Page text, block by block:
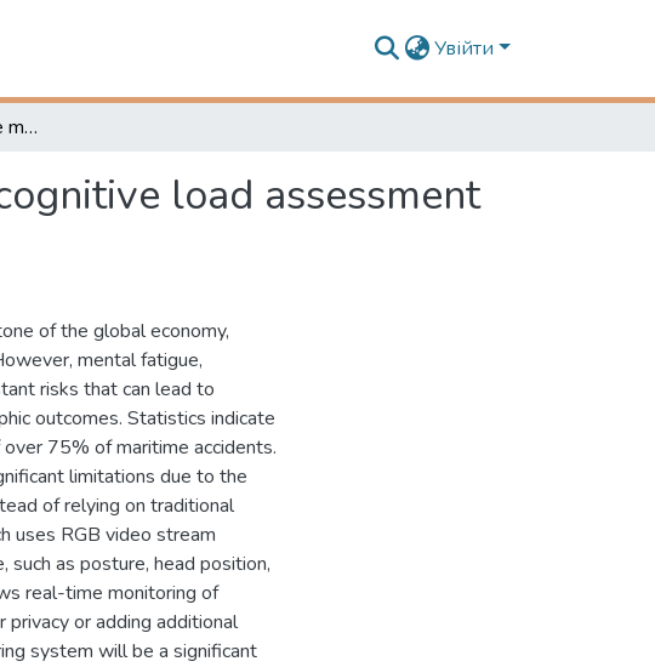
Увійти
Approaches to real-time mental fatigue and cognitive load assessment in maritime operations via rgb video analysis
load assessment
of the global economy,
mental fatigue,
risks that can lead to
outcomes. Statistics indicate
75% of maritime accidents.
limitations due to the
of relying on traditional
uses RGB video stream
such as posture, head position,
real-time monitoring of
or adding additional
system will be a significant